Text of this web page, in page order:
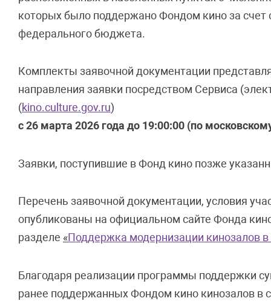
которых было поддержано Фондом кино за счет
федерального бюджета.
Комплекты заявочной документации
направления заявки посредством Сервиса
(kino.culture.gov.ru)
с 26 марта 2026 года до 19:00:00 (по
Заявки, поступившие в Фонд кино позже
Перечень заявочной документации, условия
опубликованы на официальном сайте Фонда
разделе «Поддержка модернизации кинозалов в
Благодаря реализации программы поддержки
ранее поддержанных Фондом кино кинозалов в